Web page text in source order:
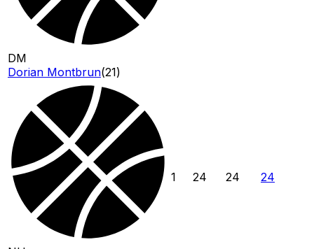
DM
Dorian Montbrun(21)
1 24 24 24